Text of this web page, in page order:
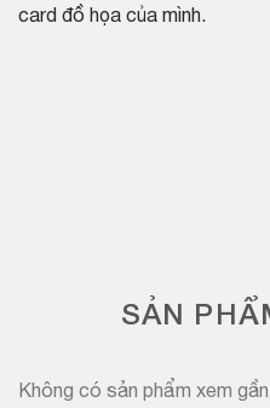
card đồ họa của mình.
SẢN
Không có sản phẩm xem